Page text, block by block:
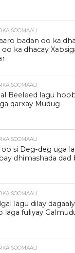
SOOMAALI
badan oo ka
oo ka dhacay
SOOMAALI
Beeleed lagu
qarxay Mudug
SOOMAALI
si Deg-deg uga
dhimashada dad
SOOMAALI
lagu dilay
laga fuliyay
SOOMAALI